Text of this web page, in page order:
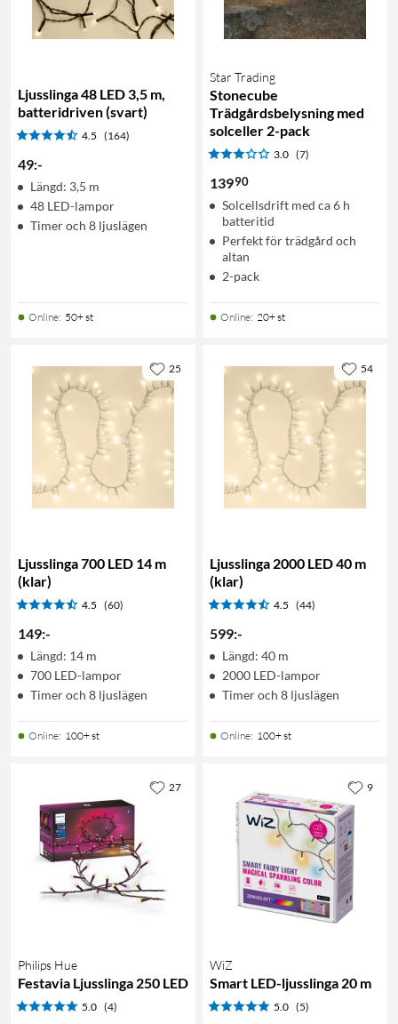
Ljusslinga 48 LED 3,5 m,
batteridriven (svart)
4.5 (164)
49:-
Längd: 3,5 m
48 LED-lampor
Timer och 8 ljuslägen
Online: 50+ st
Star Trading
Stonecube
Trädgårdsbelysning med
solceller 2-pack
3.0 (7)
13990
Solcellsdrift med ca 6 h
batteritid
Perfekt för trädgård och
altan
2-pack
Online: 20+ st
Ljusslinga 700 LED 14 m
(klar)
4.5 (60)
149:-
Längd: 14 m
700 LED-lampor
Timer och 8 ljuslägen
Online: 100+ st
25
Ljusslinga 2000 LED 40 m
(klar)
4.5 (44)
599:-
Längd: 40 m
2000 LED-lampor
Timer och 8 ljuslägen
Online: 100+ st
54
Philips Hue
Festavia Ljusslinga 250 LED
5.0 (4)
27
WiZ
Smart LED-ljusslinga 20 m
5.0 (5)
9